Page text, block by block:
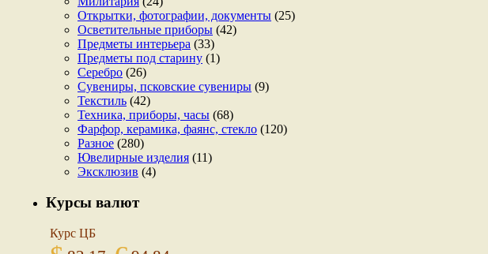
Открытки, фотографии, документы (25)
Осветительные приборы (42)
Предметы интерьера (33)
Предметы под старину (1)
Серебро (26)
Сувениры, псковские сувениры (9)
Текстиль (42)
Техника, приборы, часы (68)
Фарфор, керамика, фаянс, стекло (120)
Разное (280)
Ювелирные изделия (11)
Эксклюзив (4)
Курсы валют
Курс ЦБ